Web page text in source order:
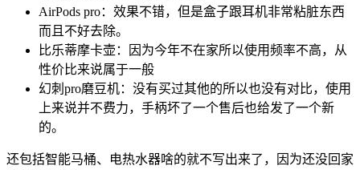
AirPods pro：效果不错，但是盒子跟耳机非常粘脏东西
而且不好去除。
比乐蒂摩卡壶：因为今年不在家所以使用频率不高，从
性价比来说属于一般
幻刺pro磨豆机：没有买过其他的所以也没有对比，使用
上来说并不费力，手柄坏了一个售后也给发了一个新
的。
还包括智能马桶、电热水器啥的就不写出来了，因为还没回家